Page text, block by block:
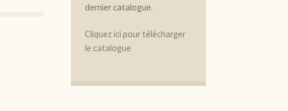
dernier catalogue.
Cliquez ici pour télécharger
le catalogue